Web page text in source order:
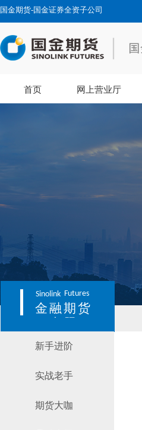
国金期货-国金证券全资子公司
首页 网上营业厅
Sinolink Futures
金融期货
新手进阶
实战老手
期货大咖